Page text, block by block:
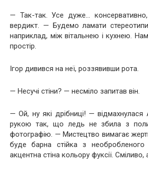
— Так-так. Усе дуже…
вердикт. — Будемо ламати
наприклад, між вітальнею і кухнею. Нам
простір.
Ігор дивився на неї, роззявивши рота.
— Несучі стіни? — несміло запитав він.
— Ой, ну які дрібниці! —
рукою так, що ледь не збила з
фотографію. — Мистецтво вимагає
буде барна стійка з
акцентна стіна кольору фуксії. Сміливо,